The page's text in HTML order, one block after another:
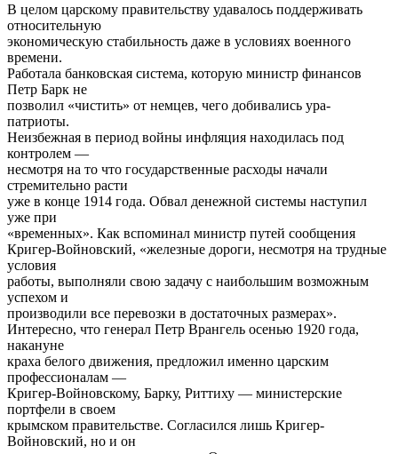
В целом царскому правительству удавалось поддерживать
относительную
экономическую стабильность даже в условиях военного
времени.
Работала банковская система, которую министр финансов
Петр Барк не
позволил «чистить» от немцев, чего добивались ура-
патриоты.
Неизбежная в период войны инфляция находилась под
контролем —
несмотря на то что государственные расходы начали
стремительно расти
уже в конце 1914 года. Обвал денежной системы наступил
уже при
«временных». Как вспоминал министр путей сообщения
Кригер-Войновский, «железные дороги, несмотря на трудные
условия
работы, выполняли свою задачу с наибольшим возможным
успехом и
производили все перевозки в достаточных размерах».
Интересно, что генерал Петр Врангель осенью 1920 года,
накануне
краха белого движения, предложил именно царским
профессионалам —
Кригер-Войновскому, Барку, Риттиху — министерские
портфели в своем
крымском правительстве. Согласился лишь Кригер-
Войновский, но и он